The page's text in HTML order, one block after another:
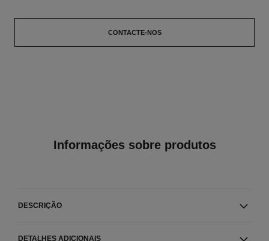
CONTACTE-NOS
Informações sobre produtos
DESCRIÇÃO
DETALHES ADICIONAIS